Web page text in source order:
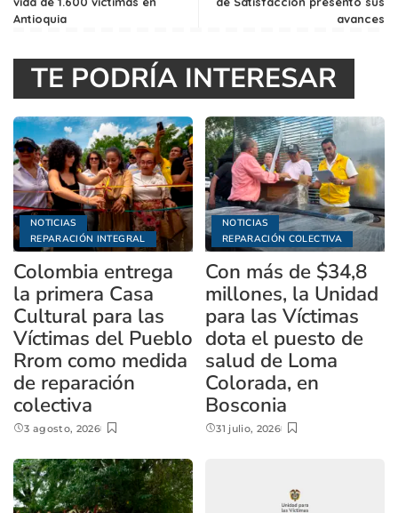
Antioquia
avances
TE PODRÍA INTERESAR
NOTICIAS
REPARACIÓN INTEGRAL
Colombia entrega
la primera Casa
Cultural para las
Víctimas del Pueblo
Rrom como medida
de reparación
colectiva
3 agosto, 2026
NOTICIAS
REPARACIÓN COLECTIVA
Con más de $34,8
millones, la Unidad
para las Víctimas
dota el puesto de
salud de Loma
Colorada, en
Bosconia
31 julio, 2026